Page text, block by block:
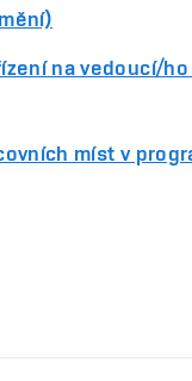
na vedoucí/
míst v